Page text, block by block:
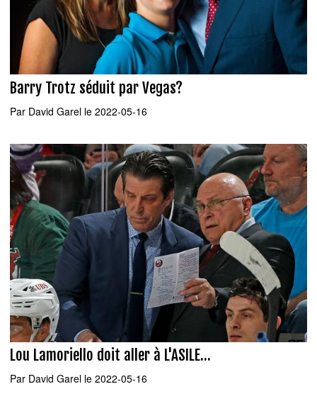
Barry Trotz séduit par Vegas?
Par David Garel le 2022-05-16
Lou Lamoriello doit aller à L'ASILE...
Par David Garel le 2022-05-16